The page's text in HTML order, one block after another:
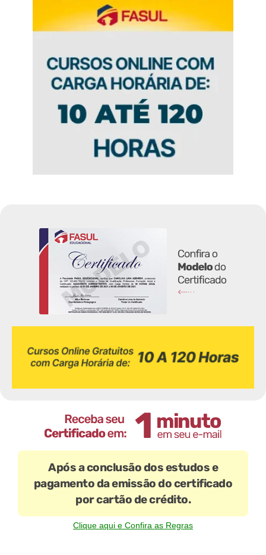
Após a conclusão dos estudos e
pagamento da emissão do certificado
por cartão de crédito.
Clique aqui e Confira as Regras